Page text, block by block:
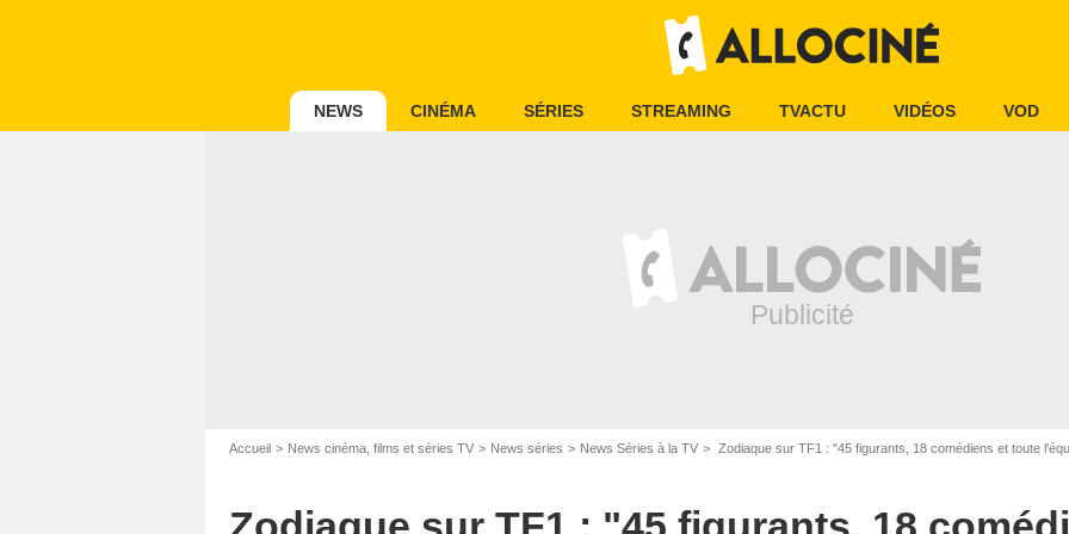
NEWS CINÉMA SÉRIES STREAMING TVACTU VIDÉOS VOD
Accueil News cinéma, films et séries TV News séries News Séries à la TV Zodiaque sur TF1 : "45 figurants, 18 comédiens et toute l'équipe technique...", Francis Huster et